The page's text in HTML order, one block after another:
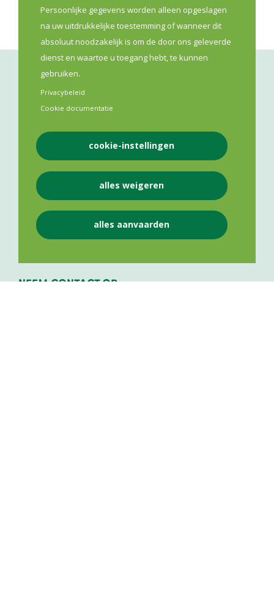
Persoonlijke gegevens worden alleen opgeslagen
na uw uitdrukkelijke toestemming of wanneer dit
absoluut noodzakelijk is om de door ons geleverde
dienst en waartoe u toegang hebt, te kunnen
gebruiken.
Privacybeleid
Cookie documentatie
cookie-instellingen
alles weigeren
alles aanvaarden
VLAAMS APOTHEKERS NETWERK VZW
Lange Leemstraat 187
Antwerpen
BE 0841 975 143
NEEM CONTACT OP